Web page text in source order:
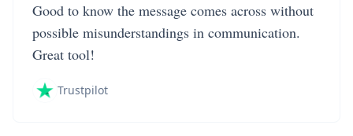
Good to know the message comes across without
possible misunderstandings in communication.
Great tool!
Trustpilot